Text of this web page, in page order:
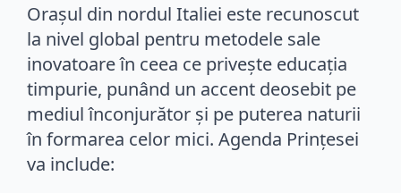
Orașul din nordul Italiei este recunoscut
la nivel global pentru metodele sale
inovatoare în ceea ce privește educația
timpurie, punând un accent deosebit pe
mediul înconjurător și pe puterea naturii
în formarea celor mici. Agenda Prințesei
va include: